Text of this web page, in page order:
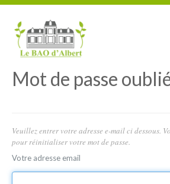
Mot de passe
Veuillez entrer votre adresse e-mail ci dessous.
pour réinitialiser votre mot de passe.
Votre adresse email